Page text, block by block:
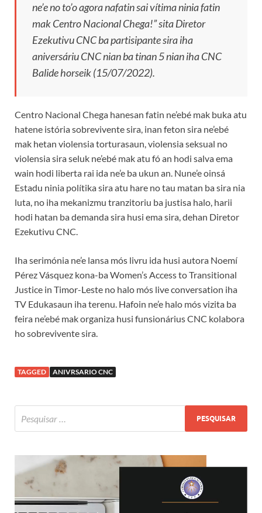
ne’e no to’o agora nafatin sai vítima ninia fatin
mak Centro Nacional Chega!” sita Diretor
Ezekutivu CNC ba partisipante sira iha
aniversáriu CNC nian ba tinan 5 nian iha CNC
Balide horseik (15/07/2022).
Centro Nacional Chega hanesan fatin ne’ebé mak buka atu
hatene istória sobrevivente sira, inan feton sira ne’ebé
mak hetan violensia torturasaun, violensia seksual no
violensia sira seluk ne’ebé mak atu fó an hodi salva ema
wain hodi liberta rai ida ne’e ba ukun an. Nune’e oinsá
Estadu ninia polítika sira atu hare no tau matan ba sira nia
luta, no iha mekanizmu tranzitoriu ba justisa halo, harii
hodi hatan ba demanda sira husi ema sira, dehan Diretor
Ezekutivu CNC.
Iha serimónia ne’e lansa mós livru ida husi autora Noemí
Pérez Vásquez kona-ba Women’s Access to Transitional
Justice in Timor-Leste no halo mós live conversation iha
TV Edukasaun iha terenu. Hafoin ne’e halo mós vizita ba
feira ne’ebé mak organiza husi funsionárius CNC kolabora
ho sobrevivente sira.
TAGGED ANIVRSARIO CNC